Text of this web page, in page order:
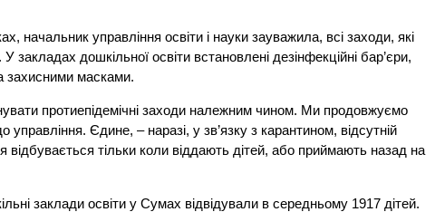
начальник управління освіти і науки зауважила, всі заходи, які
дошкільної освіти встановлені дезінфекційні бар’єри,
захисними масками.
протиепідемічні заходи належним чином. Ми продовжуємо
Єдине, – наразі, у зв’язку з карантином, відсутній
відбувається тільки коли віддають дітей, або приймають назад на
заклади освіти у Сумах відвідували в середньому 1917 дітей.